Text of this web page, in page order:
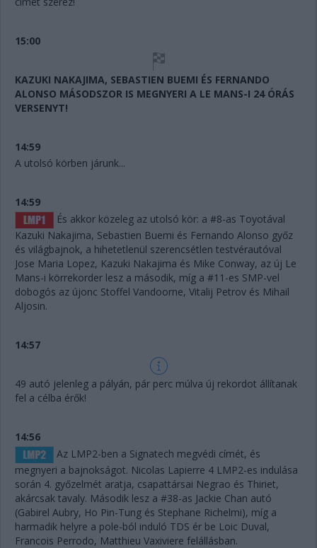
15:00
KAZUKI NAKAJIMA, SEBASTIEN BUEMI ÉS FERNANDO
ALONSO MÁSODSZOR IS MEGNYERI A LE MANS-I 24 ÓRÁS
VERSENYT!
14:59
A utolsó körben járunk...
14:59
És akkor közeleg az utolsó kör: a #8-as Toyotával
Kazuki Nakajima, Sebastien Buemi és Fernando Alonso győz
és világbajnok, a hihetetlenül szerencsétlen testvérautóval
Jose Maria Lopez, Kazuki Nakajima és Mike Conway, az új Le
Mans-i körrekorder lesz a második, míg a #11-es SMP-vel
dobogós az újonc Stoffel Vandoorne, Vitalij Petrov és Mihail
Aljosin.
14:57
49 autó jelenleg a pályán, pár perc múlva új rekordot állítanak
fel a célba érők!
14:56
Az LMP2-ben a Signatech megvédi címét, és
megnyeri a bajnokságot. Nicolas Lapierre 4 LMP2-es indulása
során 4. győzelmét aratja, csapattársai Negrao és Thiriet,
akárcsak tavaly. Második lesz a #38-as Jackie Chan autó
(Gabirel Aubry, Ho Pin-Tung és Stephane Richelmi), míg a
harmadik helyre a pole-ból induló TDS ér be Loic Duval,
Francois Perrodo, Matthieu Vaxiviere felállásban.